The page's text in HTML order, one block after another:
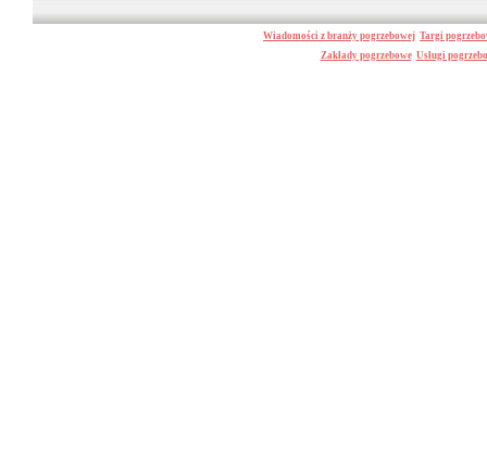
Wiadomości z branży pogrzebowej Targi
Zakłady pogrzebowe Usługi